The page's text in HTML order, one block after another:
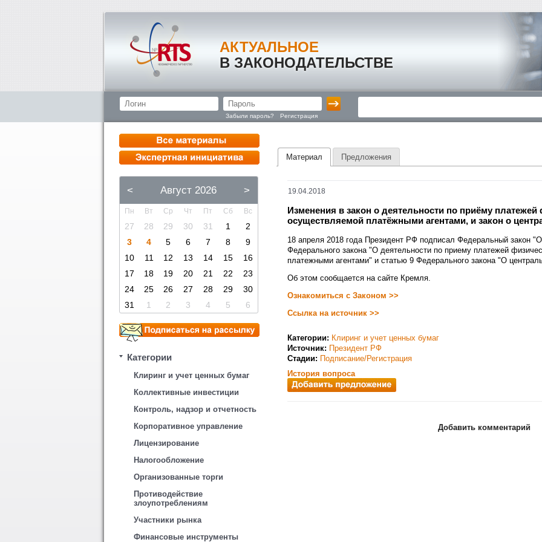
АКТУАЛЬНОЕ
В ЗАКОНОДАТЕЛЬСТВЕ
Забыли пароль? Регистрация
< Август 2026 >
Пн Вт Ср Чт Пт Сб Вс
27 28 29 30 31 1
2
3
4 5 6 7 8
9
10
11 12 13 14 15
16
17
18 19 20 21 22
23
24
25 26 27 28 29
30
31
1 2 3 4 5 6
Категории
Клиринг и учет ценных бумаг
Коллективные инвестиции
Контроль, надзор и отчетность
Корпоративное управление
Лицензирование
Налогообложение
Организованные торги
Противодействие
злоупотреблениям
Участники рынка
Финансовые инструменты
Материал Предложения
19.04.2018
Изменения в закон о деятельности по приёму платежей
осуществляемой платёжными агентами, и закон о
18 апреля 2018 года Президент РФ подписал Федеральный закон
Федерального закона "О деятельности по приему платежей
платежными агентами" и статью 9 Федерального закона "О
Об этом сообщается на сайте Кремля.
Ознакомиться с Законом >>
Ссылка на источник >>
Категории: Клиринг и учет ценных бумаг
Источник: Президент РФ
Стадии: Подписание/Регистрация
История вопроса
Добавить комментарий